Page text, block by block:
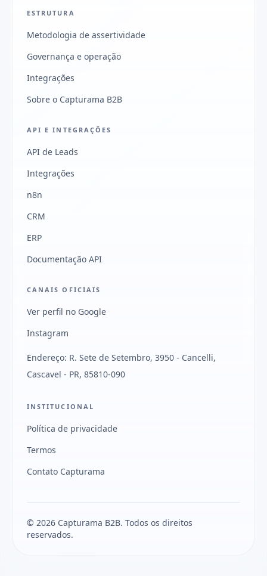
ESTRUTURA
Metodologia de assertividade
Governança e operação
Integrações
Sobre o Capturama B2B
API E INTEGRAÇÕES
API de Leads
Integrações
n8n
CRM
ERP
Documentação API
CANAIS OFICIAIS
Ver perfil no Google
Instagram
Endereço: R. Sete de Setembro, 3950 - Cancelli,
Cascavel - PR, 85810-090
INSTITUCIONAL
Política de privacidade
Termos
Contato Capturama
© 2026 Capturama B2B. Todos os direitos
reservados.